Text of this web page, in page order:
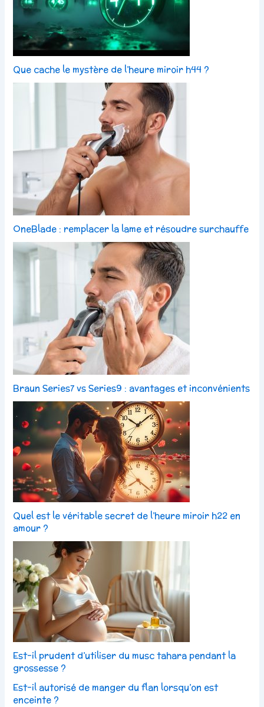
Que cache le mystère de l’heure miroir h44 ?
OneBlade : remplacer la lame et résoudre surchauffe
Braun Series7 vs Series9 : avantages et inconvénients
Quel est le véritable secret de l’heure miroir h22 en
amour ?
Est-il prudent d’utiliser du musc tahara pendant la
grossesse ?
Est-il autorisé de manger du flan lorsqu’on est
enceinte ?